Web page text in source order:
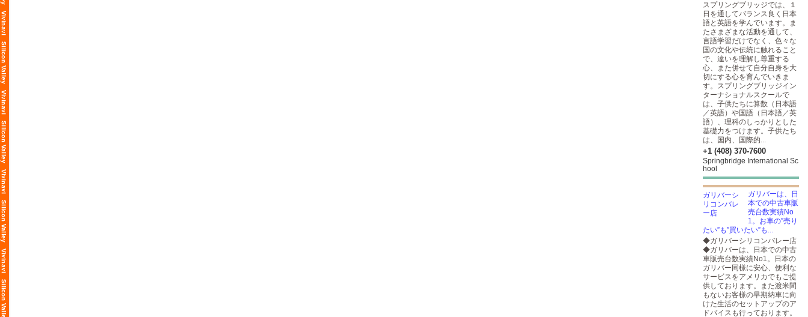
スプリングブリッジでは、１
日を通してバランス良く日本
語と英語を学んでいます。ま
たさまざまな活動を通して、
言語学習だけでなく、色々な
国の文化や伝統に触れること
で、違いを理解し尊重する
心、また併せて自分自身を大
切にする心を育んでいきま
す。スプリングブリッジイン
ターナショナルスクールで
は、子供たちに算数（日本語
／英語）や国語（日本語／英
語）、理科のしっかりとした
基礎力をつけます。子供たち
は、国内、国際的...
+1 (408) 370-7600
Springbridge International Sc
hool
ガリバーは、日
本での中古車販
売台数実績No
1。お車の”売り
たい”も”買いたい”も...
◆ガリバーシリコンバレー店
◆ガリバーは、日本での中古
車販売台数実績No1。日本の
ガリバー同様に安心、便利な
サービスをアメリカでもご提
供しております。また渡米間
もないお客様の早期納車に向
けた生活のセットアップのア
ドバイスも行っております。